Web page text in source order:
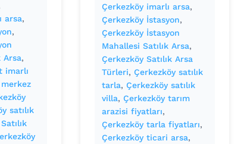
arsa
Arsa
imarlı
satılık
Çerkezköy imarlı arsa
Çerkezköy İstasyon
Çerkezköy İstasyon
Mahallesi Satılık Arsa
Çerkezköy Satılık Arsa
Türleri, Çerkezköy satılık
tarla, Çerkezköy satılık
villa, Çerkezköy tarım
arazisi fiyatları
Çerkezköy tarla fiyatları
Çerkezköy ticari arsa